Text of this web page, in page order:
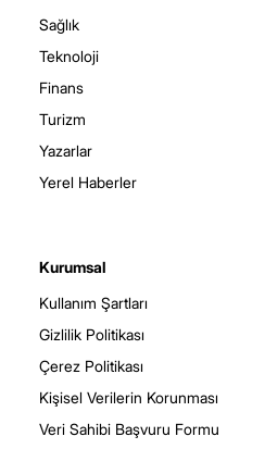
Sağlık
Teknoloji
Finans
Turizm
Yazarlar
Yerel Haberler
Kurumsal
Kullanım Şartları
Gizlilik Politikası
Çerez Politikası
Kişisel Verilerin Korunması
Veri Sahibi Başvuru Formu